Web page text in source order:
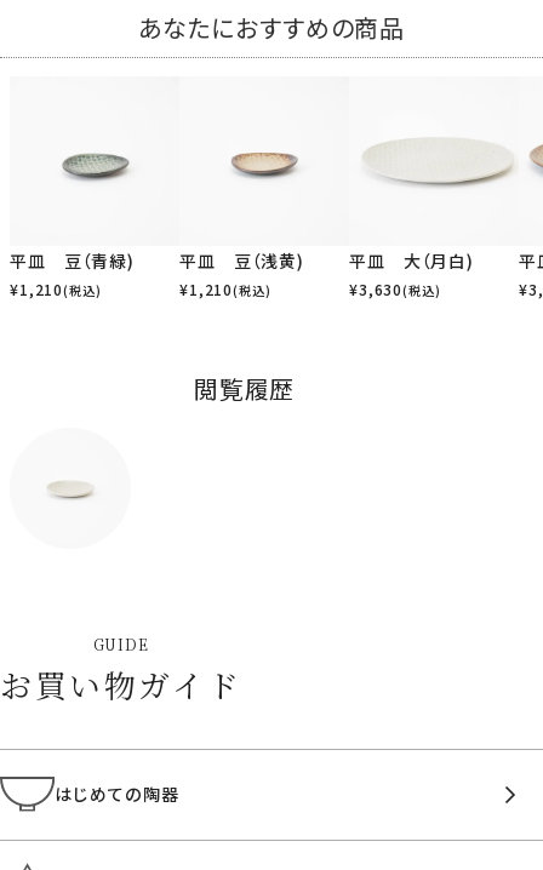
あなたにおすすめの商品
平皿 豆（青緑)
¥1,210(税込)
平皿 豆（浅黄)
¥1,210(税込)
平皿 大（月白)
¥3,630(税込)
平
¥
閲覧履歴
GUIDE
お買い物ガイド
はじめての陶器